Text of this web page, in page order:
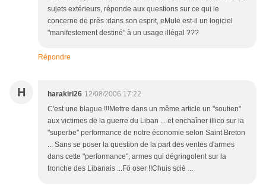
sujets extérieurs, réponde aux questions sur ce qui le
concerne de près :dans son esprit, eMule est-il un logiciel
"manifestement destiné" à un usage illégal ???
Répondre
H harakiri26 12/08/2006 17:22
C'est une blague !!!Mettre dans un même article un "soutien"
aux victimes de la guerre du Liban ... et enchaîner illico sur la
"superbe" performance de notre économie selon Saint Breton
... Sans se poser la question de la part des ventes d'armes
dans cette "performance", armes qui dégringolent sur la
tronche des Libanais ...Fô oser !!Chuis scié ...